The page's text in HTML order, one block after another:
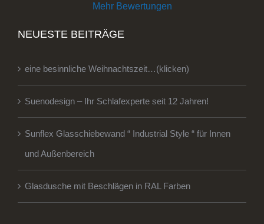
Mehr Bewertungen
NEUESTE BEITRÄGE
eine besinnliche Weihnachtszeit…(klicken)
Suenodesign – Ihr Schlafexperte seit 12 Jahren!
Sunflex Glasschiebewand “ Industrial Style “ für Innen
und Außenbereich
Glasdusche mit Beschlägen in RAL Farben